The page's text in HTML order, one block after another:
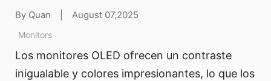
By Quan August 07,2025
Monitors
Los monitores OLED ofrecen un contraste
inigualable y colores impresionantes, lo que los